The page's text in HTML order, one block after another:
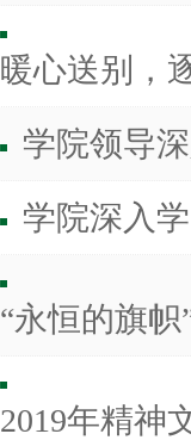
暖心送别，
学院领导
学院深入
“永恒的旗
2019年精神